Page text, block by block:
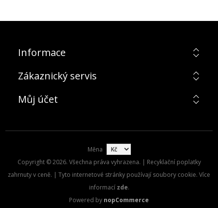
Informace
Zákaznický servis
Můj účet
Měna
Copyright © 2026. Všechna práva vyhrazena. | Recyklační poplatky
zahrnuty v ceně. | Tyto internetové stránky používají soubory cookie. Více
informací zde.
Powered by nopCommerce